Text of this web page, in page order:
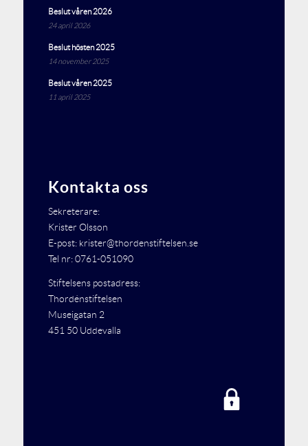
Beslut våren 2026
24 april 2026
Beslut hösten 2025
14 november 2025
Beslut våren 2025
11 april 2025
Kontakta oss
Sekreterare:
Krister Olsson
E-post: krister@thordenstiftelsen.se
Tel nr: 0761-051090
Stiftelsens postadress:
Thordénstiftelsen
Museigatan 2
451 50 Uddevalla